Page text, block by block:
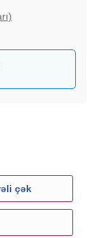
drain
мастер
isitmə, boru
(gizli,
boru
termal
çək